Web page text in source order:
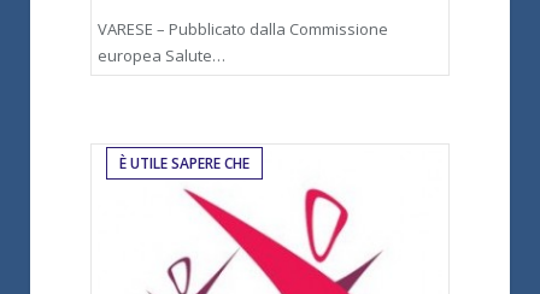
VARESE – Pubblicato dalla Commissione
europea Salute…
È UTILE SAPERE CHE